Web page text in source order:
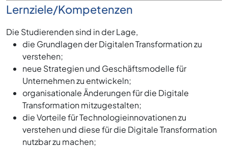
Lernziele/Kompetenzen
Die Studierenden sind in der Lage,
die Grundlagen der Digitalen Transformation zu
verstehen;
neue Strategien und Geschäftsmodelle für
Unternehmen zu entwickeln;
organisationale Änderungen für die Digitale
Transformation mitzugestalten;
die Vorteile für Technologieinnovationen zu
verstehen und diese für die Digitale Transformation
nutzbar zu machen;